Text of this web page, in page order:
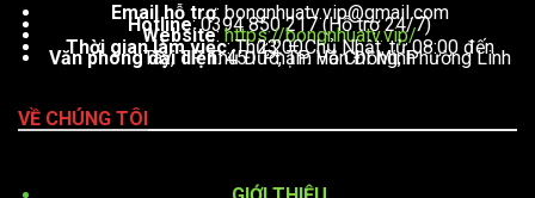
Email hỗ trợ:bongnhuatv.vip@gmail.com
Hotline: 0394 850 217 (Hỗ trợ 24/7)
Website:https://bongnhuatv.vip/
Thời gian làm việc : Thứ 2 – Chủ Nhật, từ 08:00 đến 23:00
Văn phòng đại diện: 451 Phạm Văn Đồng, Phường Linh Tây, TP. Thủ Đức, TP. Hồ Chí Minh
VỀ CHÚNG TÔI